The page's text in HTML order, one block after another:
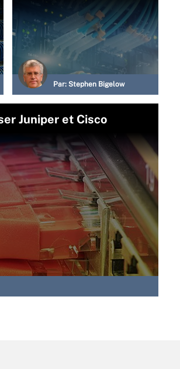
Par: Stephen Bigelow
Juniper et Cisco